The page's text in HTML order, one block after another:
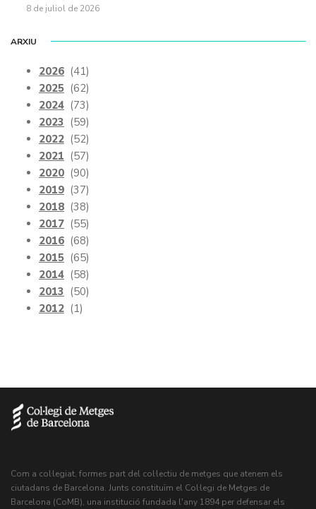
8 de juliol de 2026
ARXIU
2026 (41)
2025 (62)
2024 (73)
2023 (59)
2022 (52)
2021 (57)
2020 (90)
2019 (37)
2018 (38)
2017 (55)
2016 (68)
2015 (65)
2014 (58)
2013 (50)
2012 (1)
Com a col·legiat, formes part del col·lectiu de metges que atenem els
ciutadans de Barcelona. Junts constituïm el Col·legi de Metges de
Barcelona (CoMB), una institució fundada l'any 1894 per defensar els